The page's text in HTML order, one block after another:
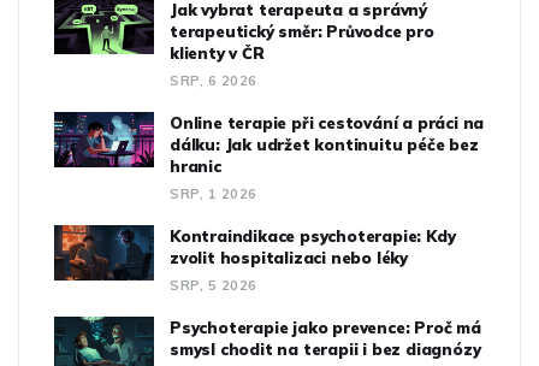
Jak vybrat terapeuta a správný
terapeutický směr: Průvodce pro
klienty v ČR
SRP, 6 2026
Online terapie při cestování a práci na
dálku: Jak udržet kontinuitu péče bez
hranic
SRP, 1 2026
Kontraindikace psychoterapie: Kdy
zvolit hospitalizaci nebo léky
SRP, 5 2026
Psychoterapie jako prevence: Proč má
smysl chodit na terapii i bez diagnózy